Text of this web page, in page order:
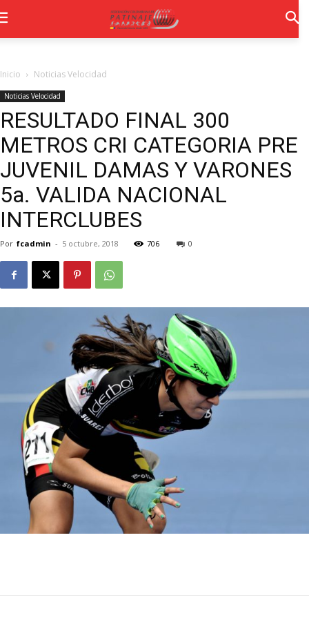
Inicio Noticias Velocidad
Noticias Velocidad
RESULTADO FINAL 300
METROS CRI CATEGORIA PRE
JUVENIL DAMAS Y VARONES
5a. VALIDA NACIONAL
INTERCLUBES
Por fcadmin - 5 octubre, 2018 706 0